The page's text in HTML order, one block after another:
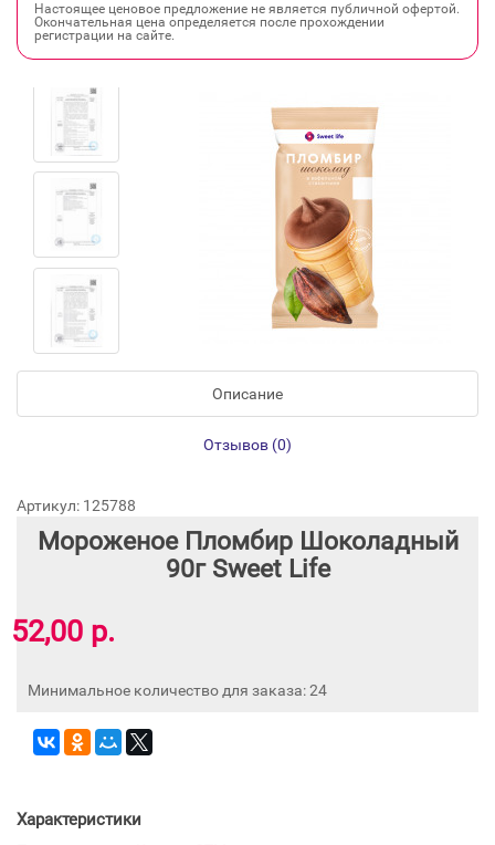
Настоящее ценовое предложение не является публичной офертой.
Окончательная цена определяется после прохождении
регистрации на сайте.
Описание
Отзывов (0)
Артикул: 125788
Мороженое Пломбир Шоколадный
90г Sweet Life
52,00 р.
Минимальное количество для заказа: 24
Характеристики